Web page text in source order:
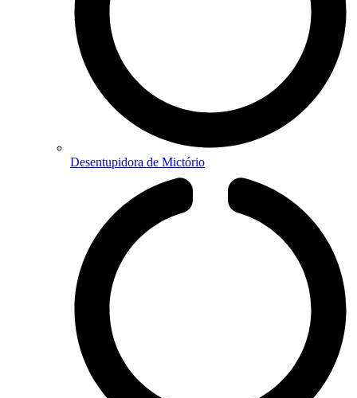
Desentupidora de Mictório